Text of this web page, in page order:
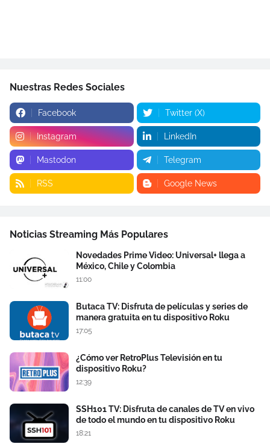
Nuestras Redes Sociales
Facebook Twitter (X)
Instagram LinkedIn
Mastodon Telegram
RSS Google News
Noticias Streaming Más Populares
Novedades Prime Video: Universal+ llega a
México, Chile y Colombia
11:00
Butaca TV: Disfruta de películas y series de
manera gratuita en tu dispositivo Roku
17:05
¿Cómo ver RetroPlus Televisión en tu
dispositivo Roku?
12:39
SSH101 TV: Disfruta de canales de TV en vivo
de todo el mundo en tu dispositivo Roku
18:21